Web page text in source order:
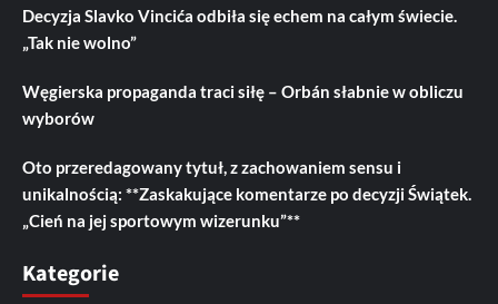
Decyzja Slavko Vincića odbiła się echem na całym świecie.
„Tak nie wolno”
Węgierska propaganda traci siłę – Orbán słabnie w obliczu
wyborów
Oto przeredagowany tytuł, z zachowaniem sensu i
unikalnością: **Zaskakujące komentarze po decyzji Świątek.
„Cień na jej sportowym wizerunku”**
Kategorie